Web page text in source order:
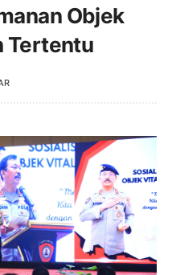
Objek
Tertentu